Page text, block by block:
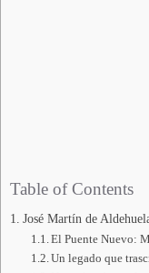
Table of Contents
José Martín de
El Puente Nuevo:
Un legado que